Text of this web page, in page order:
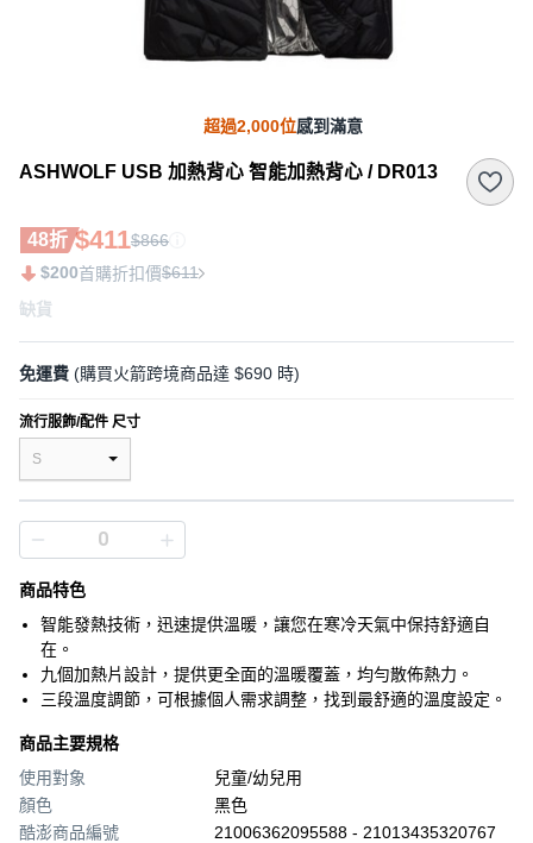
超過2,000位感到滿意
ASHWOLF USB 加熱背心 智能加熱背心 / DR013
48折 $411$866
$200首購折扣價$611
缺貨
免運費 (購買火箭跨境商品達 $690 時)
流行服飾/配件 尺寸
S
商品特色
智能發熱技術，迅速提供溫暖，讓您在寒冷天氣中保持舒適自
在。
九個加熱片設計，提供更全面的溫暖覆蓋，均勻散佈熱力。
三段溫度調節，可根據個人需求調整，找到最舒適的溫度設定。
商品主要規格
使用對象
兒童/幼兒用
顏色
黑色
酷澎商品編號
21006362095588 - 21013435320767